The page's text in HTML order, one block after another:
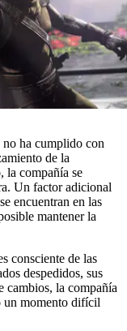
ha cumplido con
de la
la compañía se
Un factor adicional
encuentran en las
mantener la
consciente de las
despedidos, sus
cambios, la compañía
un momento difícil